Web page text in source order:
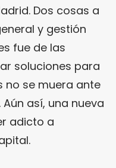
Dos cosas a
y gestión
fue de las
soluciones para
no se muera ante
así, una nueva
adicto a